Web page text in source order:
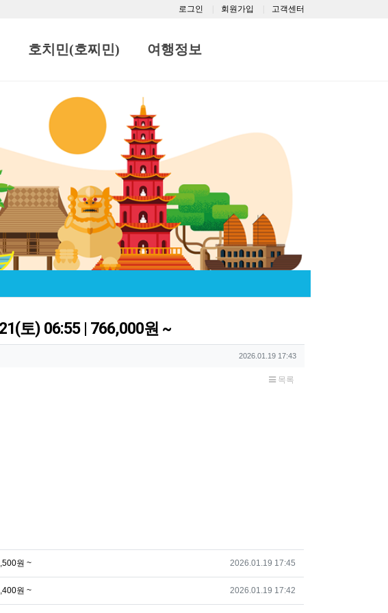
로그인 회원가입 고객센터
호치민(호찌민) 여행정보
토) 06:55 | 766,000원 ~
작성일
2026.01.19 17:43
목록
원 ~ 작성일
2026.01.19 17:45
원 ~ 작성일
2026.01.19 17:42